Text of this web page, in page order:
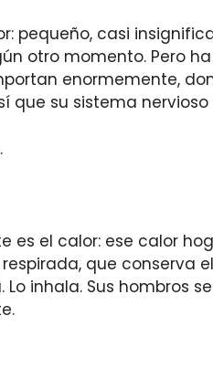
pequeño, casi
otro momento. Pero
enormemente,
que su sistema nervioso
es el calor: ese calor
que conserva
inhala. Sus hombros